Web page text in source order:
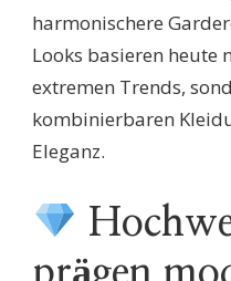
harmonischere
Looks basieren heute
extremen Trends,
kombinierbaren
Eleganz.